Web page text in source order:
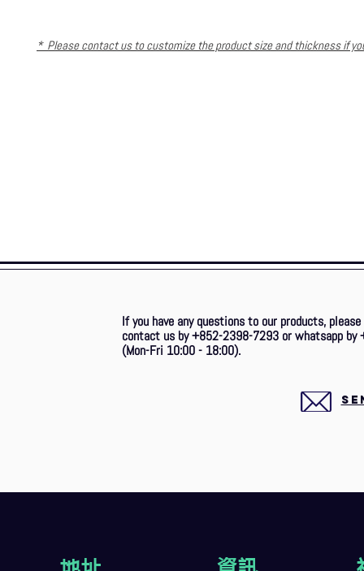
* Please contact us to customize the product size and thickness if
If you have any questions to our products,
contact us by +852-2398-7293 or whatsapp by
(Mon-Fri 10:00 - 18:00).